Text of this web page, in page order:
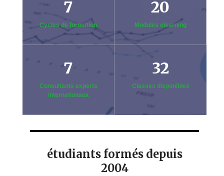
7
Cycles de formation
20
Modules elearning
7
Consultants experts
internationaux
32
Classes disponibles
étudiants formés depuis
2004